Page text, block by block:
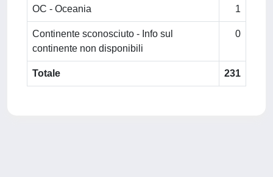
OC - Oceania 1
Continente sconosciuto - Info sul
continente non disponibili
0
Totale 231